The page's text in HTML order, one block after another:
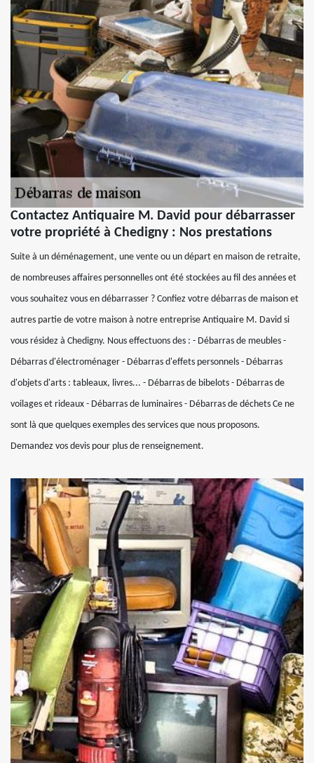
Contactez Antiquaire M. David pour débarrasser
votre propriété à Chedigny : Nos prestations
Suite à un déménagement, une vente ou un départ en maison de retraite,
de nombreuses affaires personnelles ont été stockées au fil des années et
vous souhaitez vous en débarrasser ? Confiez votre débarras de maison et
autres partie de votre maison à notre entreprise Antiquaire M. David si
vous résidez à Chedigny. Nous effectuons des : - Débarras de meubles -
Débarras d'électroménager - Débarras d'effets personnels - Débarras
d'objets d'arts : tableaux, livres... - Débarras de bibelots - Débarras de
voilages et rideaux - Débarras de luminaires - Débarras de déchets Ce ne
sont là que quelques exemples des services que nous proposons.
Demandez vos devis pour plus de renseignement.